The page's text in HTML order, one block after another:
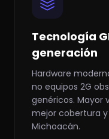
Tecnología
generación
Hardware
no equipos 2G
genéricos. Mayor
mejor cobertura
Michoacán.